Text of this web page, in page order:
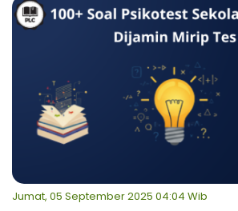
Jumat, 05 September 2025 04:04 Wib